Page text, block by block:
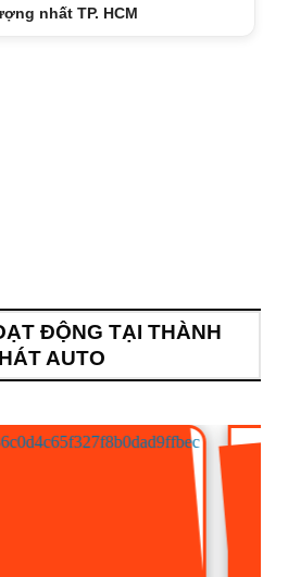
nhất TP. HCM
ĐỘNG TẠI THÀNH
AUTO